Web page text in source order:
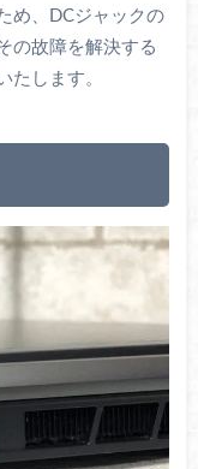
め、DCジャックの
の故障を解決する
たします。